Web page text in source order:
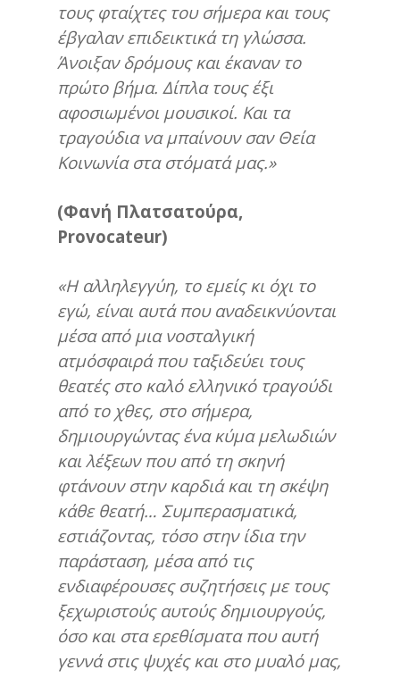
τους φταίχτες του σήμερα και τους
έβγαλαν επιδεικτικά τη γλώσσα.
Άνοιξαν δρόμους και έκαναν το
πρώτο βήμα. Δίπλα τους έξι
αφοσιωμένοι μουσικοί. Και τα
τραγούδια να μπαίνουν σαν Θεία
Κοινωνία στα στόματά μας.»
(Φανή Πλατσατούρα,
Provocateur)
«Η αλληλεγγύη, το εμείς κι όχι το
εγώ, είναι αυτά που αναδεικνύονται
μέσα από μια νοσταλγική
ατμόσφαιρά που ταξιδεύει τους
θεατές στο καλό ελληνικό τραγούδι
από το χθες, στο σήμερα,
δημιουργώντας ένα κύμα μελωδιών
και λέξεων που από τη σκηνή
φτάνουν στην καρδιά και τη σκέψη
κάθε θεατή… Συμπερασματικά,
εστιάζοντας, τόσο στην ίδια την
παράσταση, μέσα από τις
ενδιαφέρουσες συζητήσεις με τους
ξεχωριστούς αυτούς δημιουργούς,
όσο και στα ερεθίσματα που αυτή
γεννά στις ψυχές και στο μυαλό μας,